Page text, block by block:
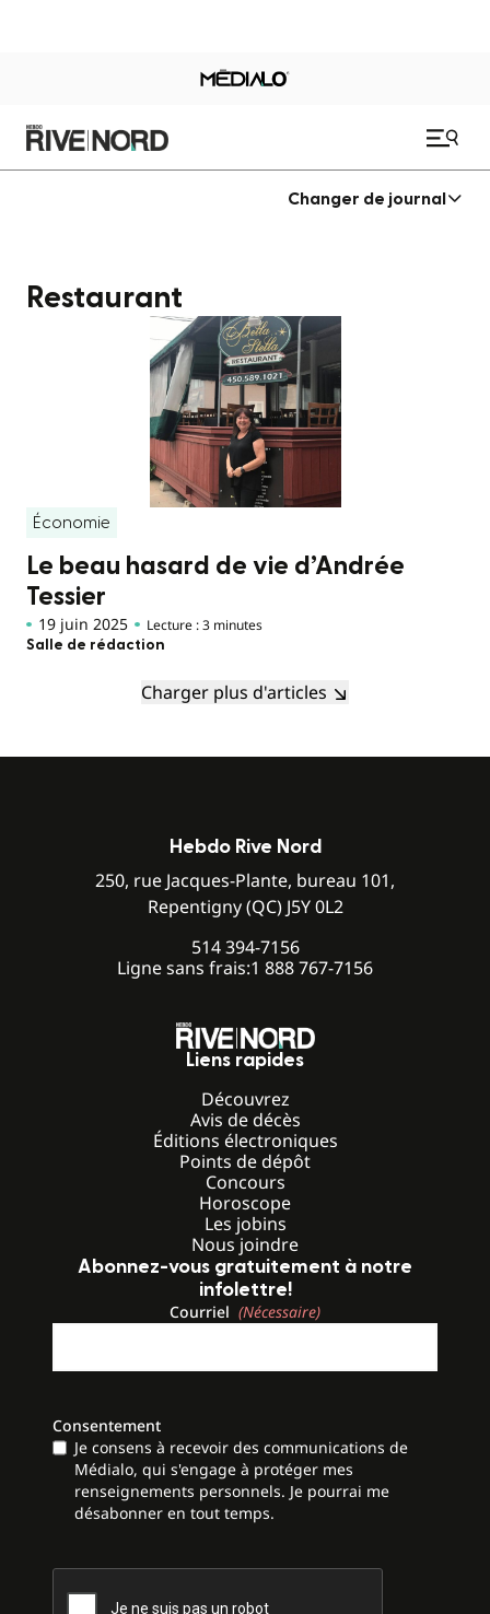
Changer de journal
Restaurant
Économie
Le beau hasard de vie d’Andrée
Tessier
19 juin 2025 Lecture : 3 minutes
Salle de rédaction
Charger plus d'articles
Hebdo Rive Nord
250, rue Jacques-Plante, bureau 101,
Repentigny (QC) J5Y 0L2
514 394-7156
Ligne sans frais:1 888 767-7156
Liens rapides
Découvrez
Avis de décès
Éditions électroniques
Points de dépôt
Concours
Horoscope
Les jobins
Nous joindre
Abonnez-vous gratuitement à notre
infolettre!
Courriel (Nécessaire)
Consentement
Je consens à recevoir des communications de
Médialo, qui s'engage à protéger mes
renseignements personnels. Je pourrai me
désabonner en tout temps.
CAPTCHA